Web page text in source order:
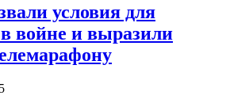
условия для
войне и выразили